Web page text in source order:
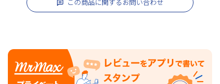
この商品に関するお問い合わせ